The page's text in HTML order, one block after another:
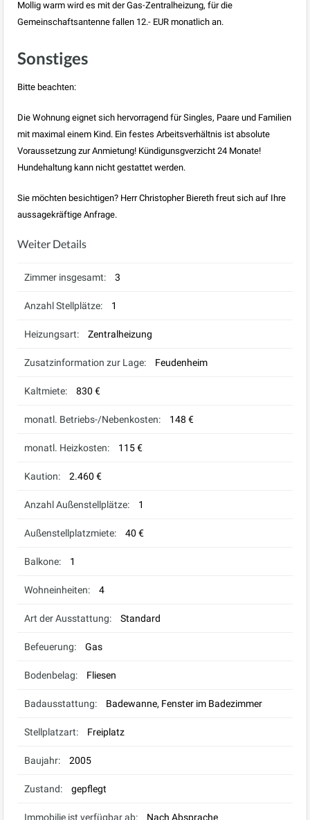
Mollig warm wird es mit der Gas-Zentralheizung, für die
Gemeinschaftsantenne fallen 12.- EUR monatlich an.
Sonstiges
Bitte beachten:
Die Wohnung eignet sich hervorragend für Singles, Paare und Familien
mit maximal einem Kind. Ein festes Arbeitsverhältnis ist absolute
Voraussetzung zur Anmietung! Kündigunsgverzicht 24 Monate!
Hundehaltung kann nicht gestattet werden.
Sie möchten besichtigen? Herr Christopher Biereth freut sich auf Ihre
aussagekräftige Anfrage.
Weiter Details
Zimmer insgesamt: 3
Anzahl Stellplätze: 1
Heizungsart: Zentralheizung
Zusatzinformation zur Lage: Feudenheim
Kaltmiete: 830 €
monatl. Betriebs-/Nebenkosten: 148 €
monatl. Heizkosten: 115 €
Kaution: 2.460 €
Anzahl Außenstellplätze: 1
Außenstellplatzmiete: 40 €
Balkone: 1
Wohneinheiten: 4
Art der Ausstattung: Standard
Befeuerung: Gas
Bodenbelag: Fliesen
Badausstattung: Badewanne, Fenster im Badezimmer
Stellplatzart: Freiplatz
Baujahr: 2005
Zustand: gepflegt
Immobilie ist verfügbar ab: Nach Absprache